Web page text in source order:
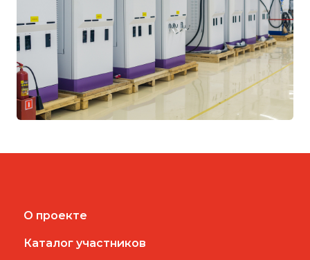
О проекте
Каталог участников